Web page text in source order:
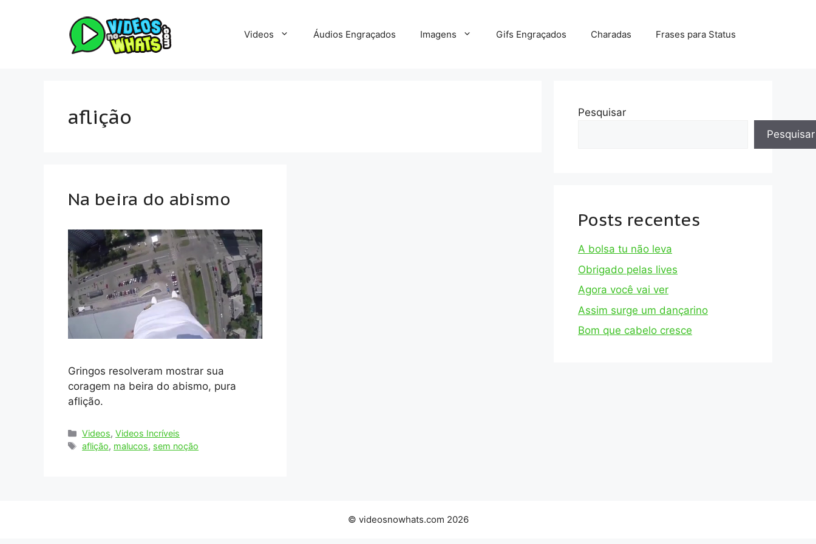
Videos Áudios Engraçados Imagens Gifs Engraçados Charadas Frases para Status
aflição
Na beira do abismo
Gringos resolveram mostrar sua
coragem na beira do abismo, pura
aflição.
Categorias
Videos,Videos Incríveis
Tags
aflição, malucos, sem noção
Pesquisar
Pesquisar
Posts recentes
A bolsa tu não leva
Obrigado pelas lives
Agora você vai ver
Assim surge um dançarino
Bom que cabelo cresce
© videosnowhats.com 2026